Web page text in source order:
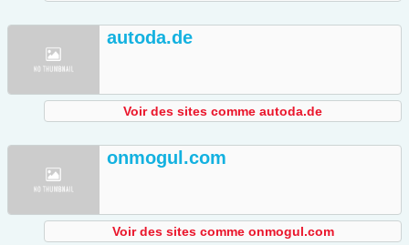
autoda.de
Voir des sites comme autoda.de
onmogul.com
Voir des sites comme onmogul.com